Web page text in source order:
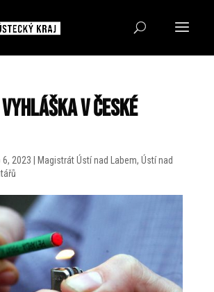
v České
6, 2023 Magistrát Ústí nad Labem, Ústí nad